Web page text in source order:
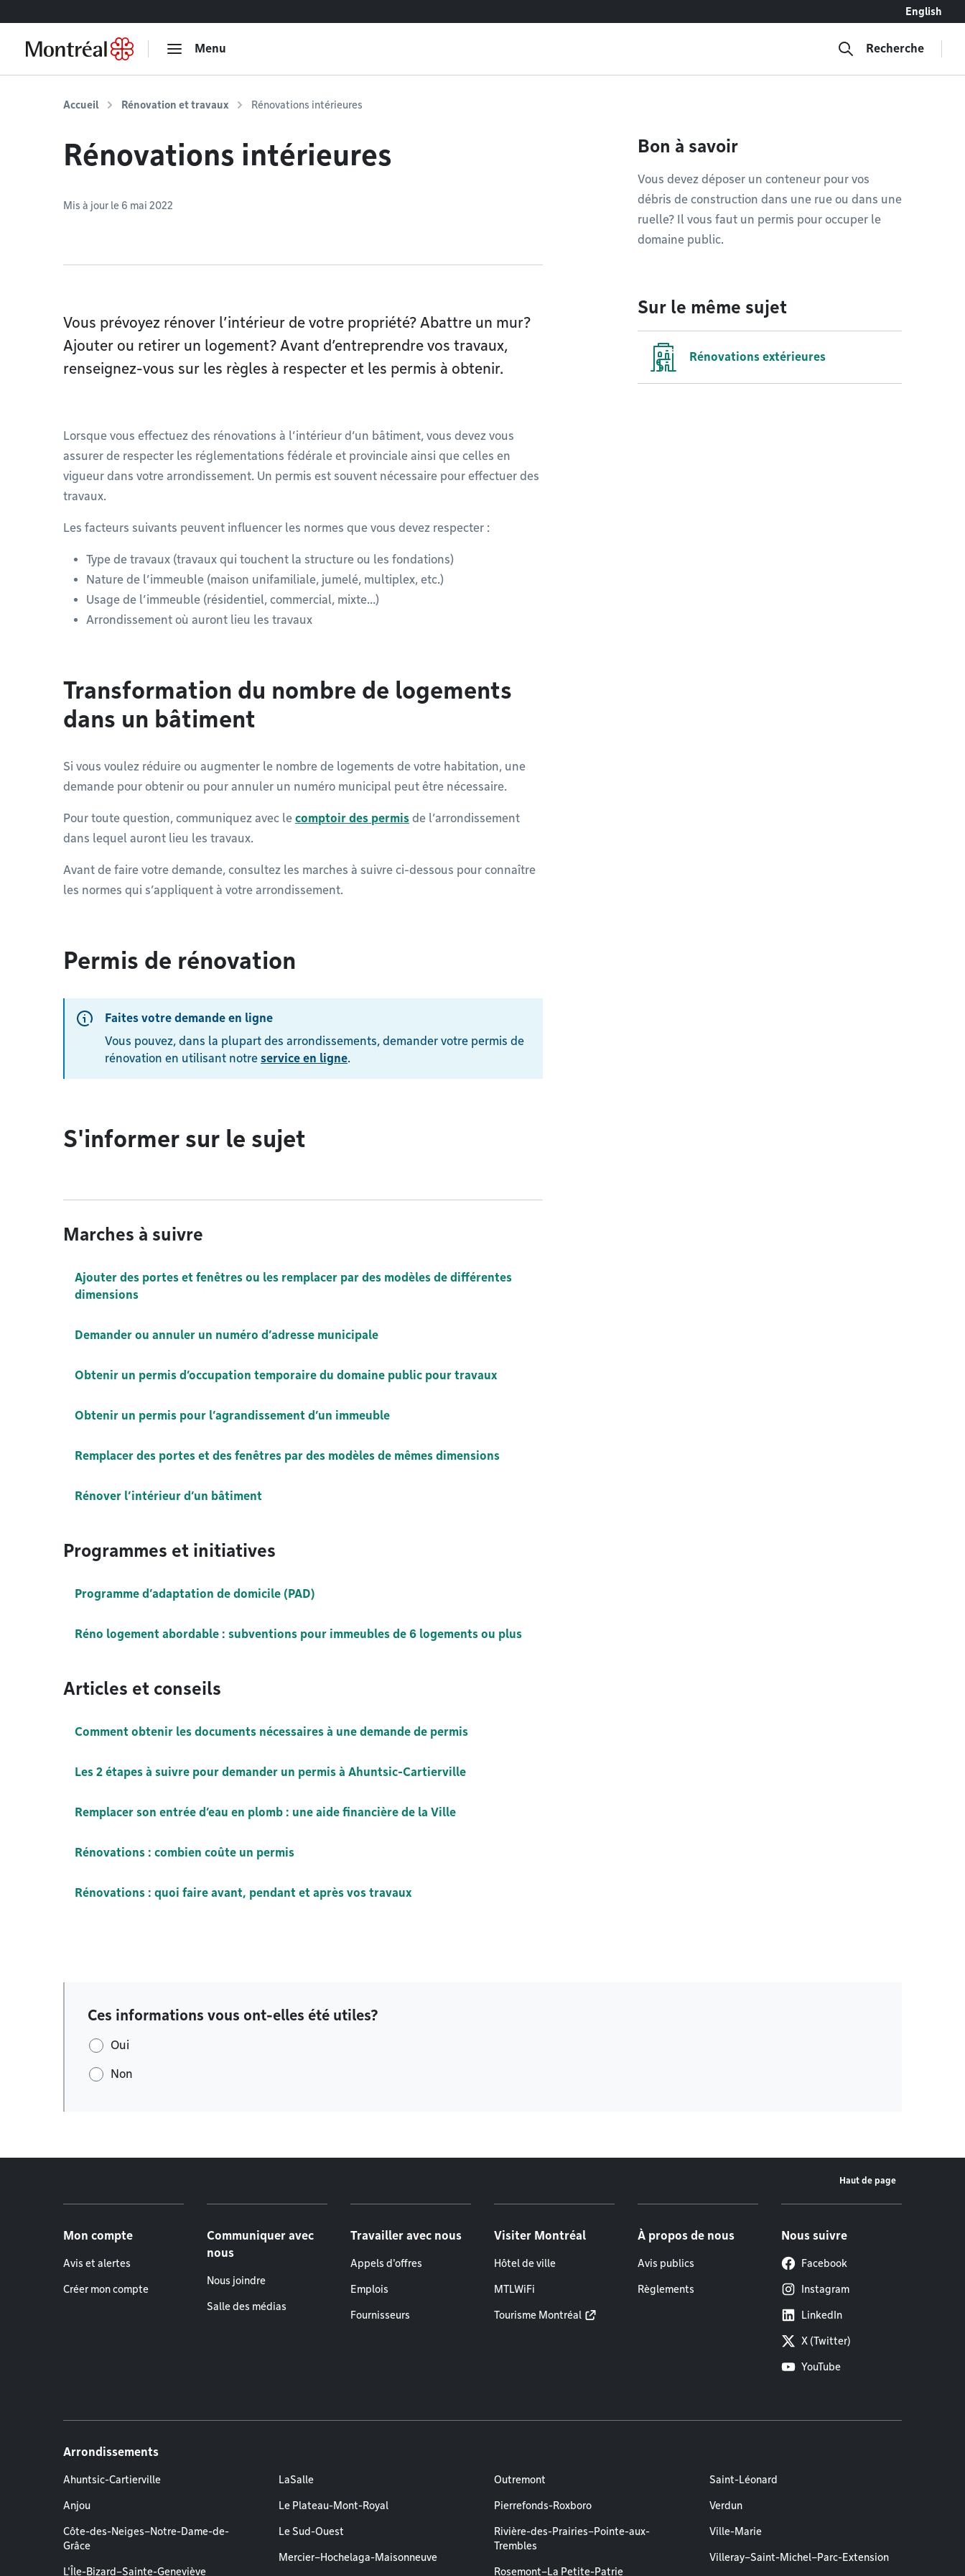
English
Menu Recherche
Accueil Rénovation et travaux Rénovations intérieures
Rénovations intérieures
Mis à jour le 6 mai 2022
Vous prévoyez rénover l’intérieur de votre propriété? Abattre un mur?
Ajouter ou retirer un logement? Avant d’entreprendre vos travaux,
renseignez-vous sur les règles à respecter et les permis à obtenir.
Lorsque vous effectuez des rénovations à l’intérieur d’un bâtiment, vous devez vous
assurer de respecter les réglementations fédérale et provinciale ainsi que celles en
vigueur dans votre arrondissement. Un permis est souvent nécessaire pour effectuer des
travaux.
Les facteurs suivants peuvent influencer les normes que vous devez respecter :
Type de travaux (travaux qui touchent la structure ou les fondations)
Nature de l’immeuble (maison unifamiliale, jumelé, multiplex, etc.)
Usage de l’immeuble (résidentiel, commercial, mixte…)
Arrondissement où auront lieu les travaux
Transformation du nombre de logements
dans un bâtiment
Si vous voulez réduire ou augmenter le nombre de logements de votre habitation, une
demande pour obtenir ou pour annuler un numéro municipal peut être nécessaire.
Pour toute question, communiquez avec le comptoir des permis de l’arrondissement
dans lequel auront lieu les travaux.
Avant de faire votre demande, consultez les marches à suivre ci-dessous pour connaître
les normes qui s’appliquent à votre arrondissement.
Permis de rénovation
Faites votre demande en ligne
Vous pouvez, dans la plupart des arrondissements, demander votre permis de
rénovation en utilisant notre service en ligne.
S'informer sur le sujet
Marches à suivre
Ajouter des portes et fenêtres ou les remplacer par des modèles de différentes
dimensions
Demander ou annuler un numéro d’adresse municipale
Obtenir un permis d’occupation temporaire du domaine public pour travaux
Obtenir un permis pour l’agrandissement d’un immeuble
Remplacer des portes et des fenêtres par des modèles de mêmes dimensions
Rénover l’intérieur d’un bâtiment
Programmes et initiatives
Programme d’adaptation de domicile (PAD)
Réno logement abordable : subventions pour immeubles de 6 logements ou plus
Articles et conseils
Comment obtenir les documents nécessaires à une demande de permis
Les 2 étapes à suivre pour demander un permis à Ahuntsic-Cartierville
Remplacer son entrée d’eau en plomb : une aide financière de la Ville
Rénovations : combien coûte un permis
Rénovations : quoi faire avant, pendant et après vos travaux
Bon à savoir
Vous devez déposer un conteneur pour vos
débris de construction dans une rue ou dans une
ruelle? Il vous faut un permis pour occuper le
domaine public.
Sur le même sujet
Rénovations extérieures
Ces informations vous ont-elles été utiles?
Oui
Non
Haut de page
Mon compte
Avis et alertes
Créer mon compte
Communiquer avec
nous
Nous joindre
Salle des médias
Travailler avec nous
Appels d'offres
Emplois
Fournisseurs
Visiter Montréal
Hôtel de ville
MTLWiFi
Tourisme Montréal
À propos de nous
Avis publics
Règlements
Nous suivre
Facebook
Instagram
LinkedIn
X (Twitter)
YouTube
Arrondissements
Ahuntsic-Cartierville
Anjou
Côte-des-Neiges–Notre-Dame-de-
Grâce
L'Île-Bizard–Sainte-Geneviève
LaSalle
Le Plateau-Mont-Royal
Le Sud-Ouest
Mercier–Hochelaga-Maisonneuve
Outremont
Pierrefonds-Roxboro
Rivière-des-Prairies–Pointe-aux-
Trembles
Rosemont–La Petite-Patrie
Saint-Léonard
Verdun
Ville-Marie
Villeray–Saint-Michel–Parc-Extension